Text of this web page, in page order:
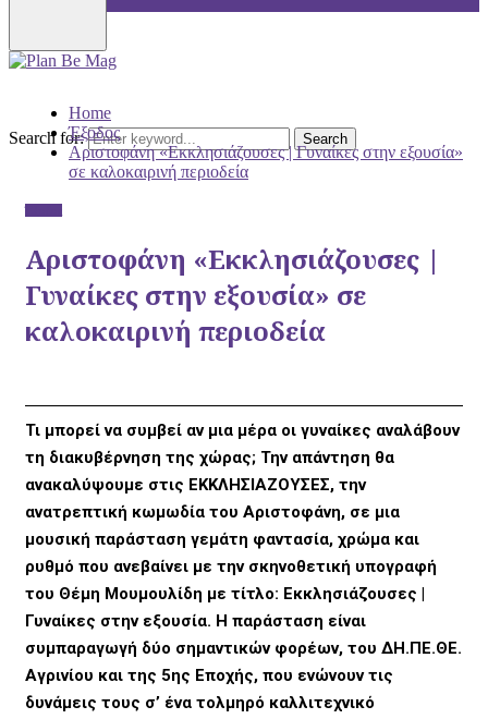
Search for: Search
Home
Έξοδος
Αριστοφάνη «Εκκλησιάζουσες | Γυναίκες στην εξουσία»
σε καλοκαιρινή περιοδεία
Αριστοφάνη «Εκκλησιάζουσες |
Γυναίκες στην εξουσία» σε
καλοκαιρινή περιοδεία
Τι μπορεί να συμβεί αν μια μέρα οι γυναίκες αναλάβουν
τη διακυβέρνηση της χώρας; Την απάντηση θα
ανακαλύψουμε στις ΕΚΚΛΗΣΙΑΖΟΥΣΕΣ, την
ανατρεπτική κωμωδία του Αριστοφάνη, σε μια
μουσική παράσταση γεμάτη φαντασία, χρώμα και
ρυθμό που ανεβαίνει με την σκηνοθετική υπογραφή
του Θέμη Μουμουλίδη με τίτλο: Εκκλησιάζουσες |
Γυναίκες στην εξουσία. Η παράσταση είναι
συμπαραγωγή δύο σημαντικών φορέων, του ΔΗ.ΠΕ.ΘΕ.
Αγρινίου και της 5ης Εποχής, που ενώνουν τις
δυνάμεις τους σ’ ένα τολμηρό καλλιτεχνικό